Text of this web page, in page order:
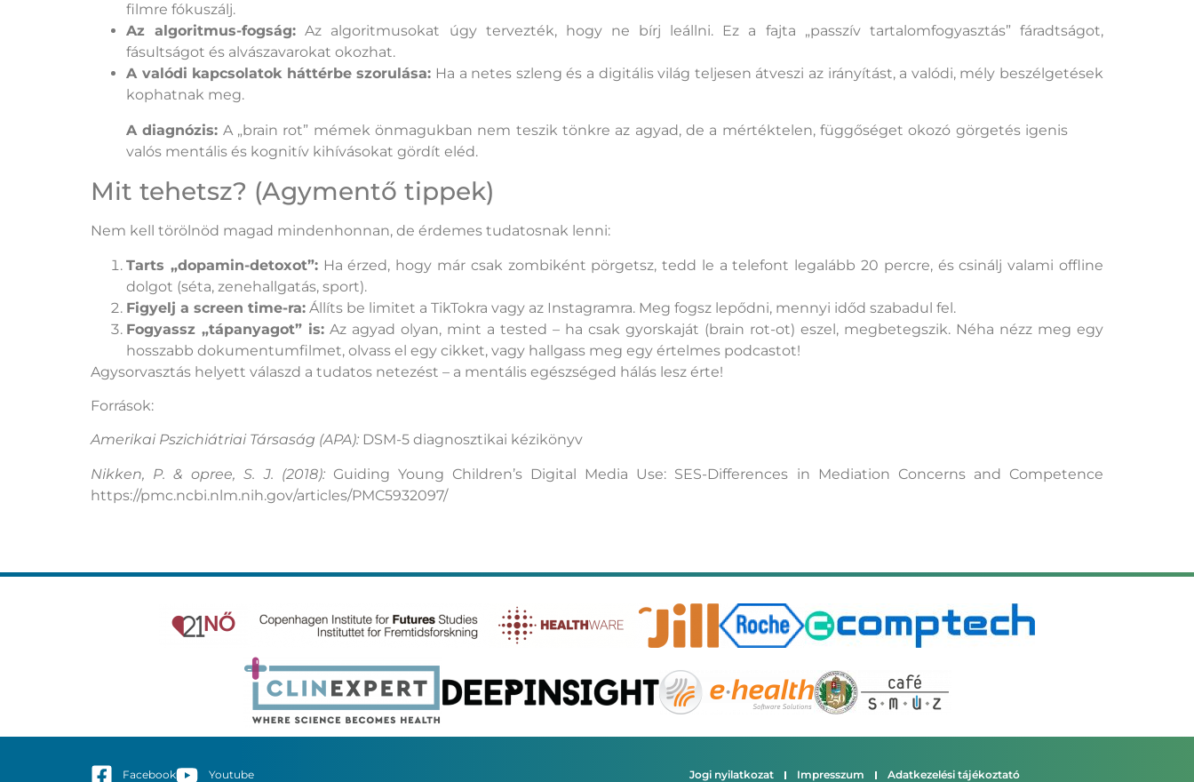
filmre fókuszálj.
Az algoritmus-fogság: Az algoritmusokat úgy tervezték, hogy ne bírj leállni. Ez a fajta „passzív tartalomfogyasztás” fáradtságot,
fásultságot és alvászavarokat okozhat.
A valódi kapcsolatok háttérbe szorulása: Ha a netes szleng és a digitális világ teljesen átveszi az irányítást, a valódi, mély beszélgetések
kophatnak meg.
A diagnózis: A „brain rot” mémek önmagukban nem teszik tönkre az agyad, de a mértéktelen, függőséget okozó görgetés igenis
valós mentális és kognitív kihívásokat gördít eléd.
Mit tehetsz? (Agymentő tippek)
Nem kell törölnöd magad mindenhonnan, de érdemes tudatosnak lenni:
Tarts „dopamin-detoxot”:Ha érzed, hogy már csak zombiként pörgetsz, tedd le a telefont legalább 20 percre, és csinálj valami offline
dolgot (séta, zenehallgatás, sport).
Figyelj a screen time-ra: Állíts be limitet a TikTokra vagy az Instagramra. Meg fogsz lepődni, mennyi időd szabadul fel.
Fogyassz „tápanyagot” is: Az agyad olyan, mint a tested – ha csak gyorskaját (brain rot-ot) eszel, megbetegszik. Néha nézz meg egy
hosszabb dokumentumfilmet, olvass el egy cikket, vagy hallgass meg egy értelmes podcastot!
Agysorvasztás helyett válaszd a tudatos netezést – a mentális egészséged hálás lesz érte!
Források:
Amerikai Pszichiátriai Társaság (APA): DSM-5 diagnosztikai kézikönyv
Nikken, P. & opree, S. J. (2018):Guiding Young Children’s Digital Media Use: SES-Differences in Mediation Concerns and Competence
https://pmc.ncbi.nlm.nih.gov/articles/PMC5932097/
Facebook Youtube Jogi nyilatkozat Impresszum Adatkezelési tájékoztató